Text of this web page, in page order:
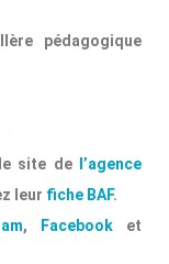
pédagogique
site de
l’agence
leur fiche BAF.
, Facebook et